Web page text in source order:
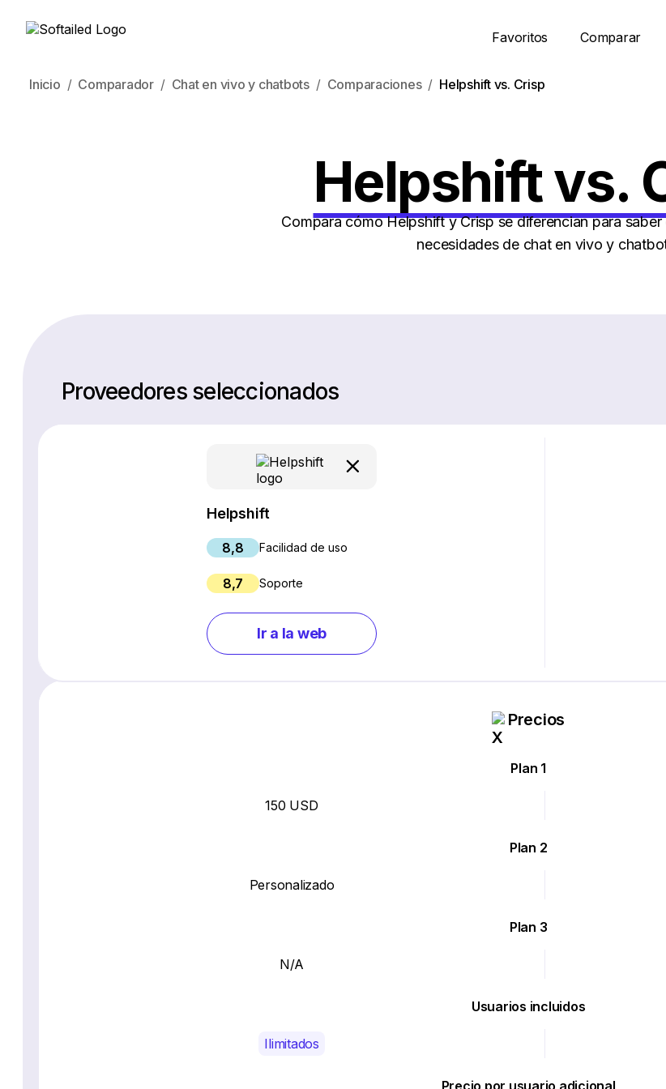
Favoritos Comparar
Inicio Comparador Chat en vivo y chatbots Comparaciones Helpshift vs. Crisp
Helpshift vs.
Compara cómo Helpshift y Crisp se diferencian para
necesidades de chat en vivo y
Proveedores seleccionados
Helpshift
8,8 Facilidad de uso
8,7 Soporte
Ir a la web
Precios
Plan 1
150 USD
Plan 2
Personalizado
Plan 3
N/A
Usuarios incluidos
Ilimitados
Precio por usuario adicional